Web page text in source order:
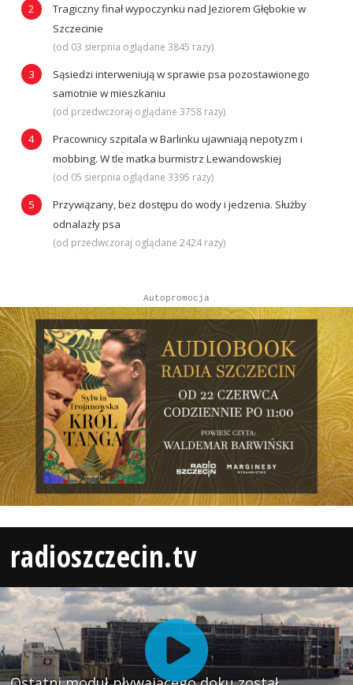
Tragiczny finał wypoczynku nad Jeziorem Głębokie w
Szczecinie
(od 03 sierpnia oglądane 3845 razy)
Sąsiedzi interweniują w sprawie psa pozostawionego
samotnie w mieszkaniu
(od przedwczoraj oglądane 3758 razy)
Pracownicy szpitala w Barlinku ujawniają nepotyzm i
mobbing. W tle matka burmistrz Lewandowskiej
(od 05 sierpnia oglądane 3395 razy)
Przywiązany, bez dostępu do wody i jedzenia. Służby
odnalazły psa
(od przedwczoraj oglądane 2424 razy)
Autopromocja
radioszczecin.tv